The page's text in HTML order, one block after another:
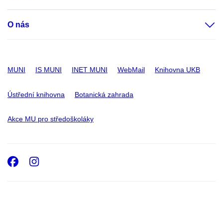
O nás
MUNI IS MUNI INET MUNI WebMail Knihovna UKB
Ústřední knihovna Botanická zahrada
Akce MU pro středoškoláky
Facebook
Instagram